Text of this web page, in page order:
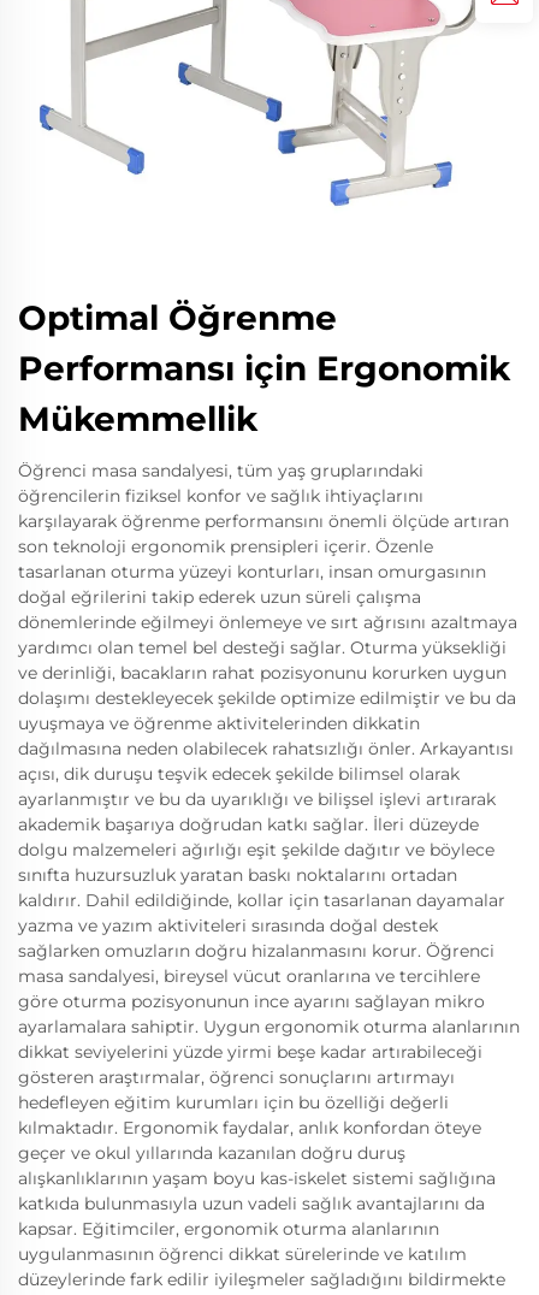
Optimal Öğrenme
Performansı için Ergonomik
Mükemmellik
Öğrenci masa sandalyesi, tüm yaş gruplarındaki
öğrencilerin fiziksel konfor ve sağlık ihtiyaçlarını
karşılayarak öğrenme performansını önemli ölçüde artıran
son teknoloji ergonomik prensipleri içerir. Özenle
tasarlanan oturma yüzeyi konturları, insan omurgasının
doğal eğrilerini takip ederek uzun süreli çalışma
dönemlerinde eğilmeyi önlemeye ve sırt ağrısını azaltmaya
yardımcı olan temel bel desteği sağlar. Oturma yüksekliği
ve derinliği, bacakların rahat pozisyonunu korurken uygun
dolaşımı destekleyecek şekilde optimize edilmiştir ve bu da
uyuşmaya ve öğrenme aktivitelerinden dikkatin
dağılmasına neden olabilecek rahatsızlığı önler. Arkayantısı
açısı, dik duruşu teşvik edecek şekilde bilimsel olarak
ayarlanmıştır ve bu da uyarıklığı ve bilişsel işlevi artırarak
akademik başarıya doğrudan katkı sağlar. İleri düzeyde
dolgu malzemeleri ağırlığı eşit şekilde dağıtır ve böylece
sınıfta huzursuzluk yaratan baskı noktalarını ortadan
kaldırır. Dahil edildiğinde, kollar için tasarlanan dayamalar
yazma ve yazım aktiviteleri sırasında doğal destek
sağlarken omuzların doğru hizalanmasını korur. Öğrenci
masa sandalyesi, bireysel vücut oranlarına ve tercihlere
göre oturma pozisyonunun ince ayarını sağlayan mikro
ayarlamalara sahiptir. Uygun ergonomik oturma alanlarının
dikkat seviyelerini yüzde yirmi beşe kadar artırabileceği
gösteren araştırmalar, öğrenci sonuçlarını artırmayı
hedefleyen eğitim kurumları için bu özelliği değerli
kılmaktadır. Ergonomik faydalar, anlık konfordan öteye
geçer ve okul yıllarında kazanılan doğru duruş
alışkanlıklarının yaşam boyu kas-iskelet sistemi sağlığına
katkıda bulunmasıyla uzun vadeli sağlık avantajlarını da
kapsar. Eğitimciler, ergonomik oturma alanlarının
uygulanmasının öğrenci dikkat sürelerinde ve katılım
düzeylerinde fark edilir iyileşmeler sağladığını bildirmekte